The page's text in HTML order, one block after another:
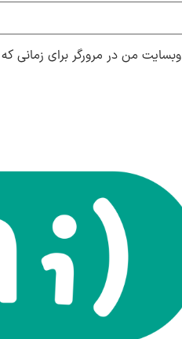
وبسایت من در مرورگر برای زمانی